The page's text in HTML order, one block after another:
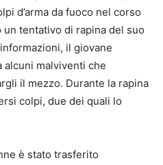
d’arma da fuoco nel corso
tentativo di rapina del suo
il giovane
alcuni malviventi che
il mezzo. Durante la rapina
colpi, due dei quali lo
è stato trasferito